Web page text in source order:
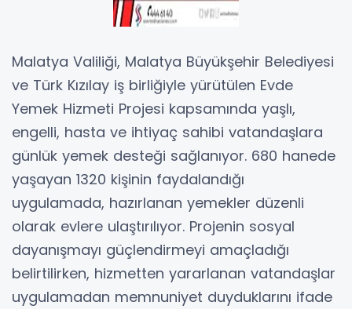
Malatya Valiliği, Malatya Büyükşehir Belediyesi
ve Türk Kızılay iş birliğiyle yürütülen Evde
Yemek Hizmeti Projesi kapsamında yaşlı,
engelli, hasta ve ihtiyaç sahibi vatandaşlara
günlük yemek desteği sağlanıyor. 680 hanede
yaşayan 1320 kişinin faydalandığı
uygulamada, hazırlanan yemekler düzenli
olarak evlere ulaştırılıyor. Projenin sosyal
dayanışmayı güçlendirmeyi amaçladığı
belirtilirken, hizmetten yararlanan vatandaşlar
uygulamadan memnuniyet duyduklarını ifade